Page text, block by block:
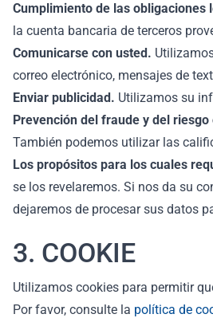
Cumplimiento de las obligaciones
la cuenta bancaria de terceros
Comunicarse con usted.
correo electrónico, mensajes de
Enviar publicidad. Utilizamos su
Prevención del fraude y del
También podemos utilizar las
Los propósitos para los cuales
se los revelaremos. Si nos da su
dejaremos de procesar sus datos
3. COOKIE
Utilizamos cookies para permitir
Por favor, consulte la política de